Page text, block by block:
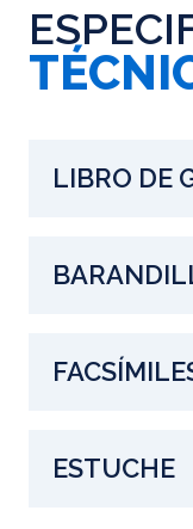
LIBRO DE
ESTUCHE